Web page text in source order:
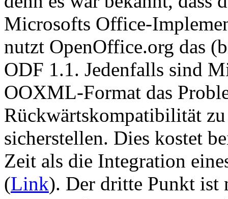
Microsofts Office-
nutzt OpenOffice.org das
ODF 1.1. Jedenfalls sind
OOXML-Format das
Rückwärtskompatibilität
sicherstellen. Dies kostet
Zeit als die Integration
(Link). Der dritte Punkt ist